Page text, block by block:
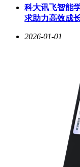
这一成绩不仅打破
看到了中国宠物文化
赛场上的霍思燕身
披散，旗袍勾勒出
迎合审美的从容，
世界》杂志评价道
当杜江在微博连发
妻的"隐秘生活"。他
宠物乐园。九只狗
成特殊家庭，每只
只随父姓"杜"。其
遭虐待的流浪犬，
科大讯飞智能
求助力高效成
2026-01-01